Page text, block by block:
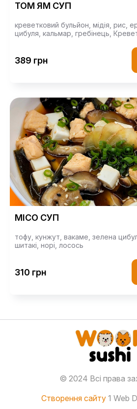
ТОМ ЯМ СУП
креветковий бульйон, мідія, рис,
цибуля, кальмар, гребінець,
389 грн
МІСО СУП
тофу, кунжут, вакаме, зелена
шитакі, норі, лосось
310 грн
© 2024 Всі права
Створення сайту1 Web